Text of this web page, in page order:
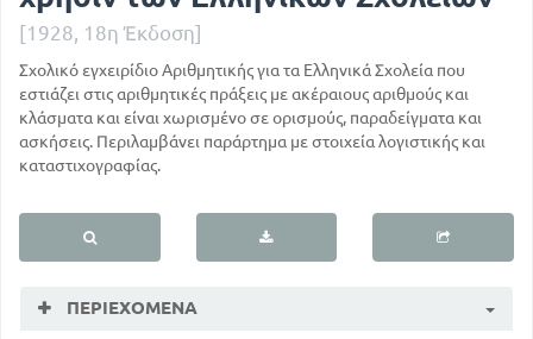
[1928, 18η Έκδοση]
Σχολικό εγχειρίδιο Αριθμητικής για τα Ελληνικά Σχολεία που
εστιάζει στις αριθμητικές πράξεις με ακέραιους αριθμούς και
κλάσματα και είναι χωρισμένο σε ορισμούς, παραδείγματα και
ασκήσεις. Περιλαμβάνει παράρτημα με στοιχεία λογιστικής και
καταστιχογραφίας.
ΠΕΡΙΕΧΌΜΕΝΑ